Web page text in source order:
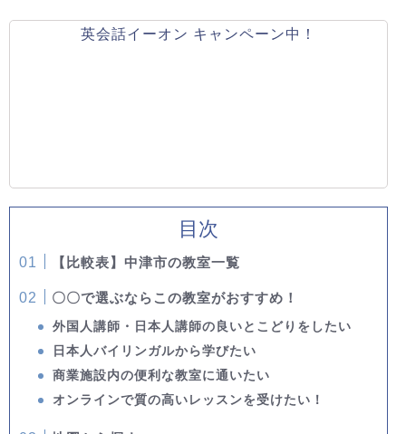
英会話イーオン キャンペーン中！
目次
【比較表】中津市の教室一覧
〇〇で選ぶならこの教室がおすすめ！
外国人講師・日本人講師の良いとこどりをしたい
日本人バイリンガルから学びたい
商業施設内の便利な教室に通いたい
オンラインで質の高いレッスンを受けたい！